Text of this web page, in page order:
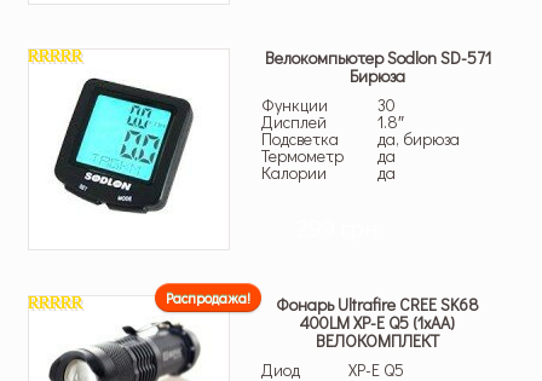
Велокомпьютер Sodlon SD-571
Бирюза
Функции
30
Дисплей 1.8″
Подсветка да, бирюза
Термометр да
Калории да
из 5
Распродажа! Фонарь Ultrafire CREE SK68
400LM XP-E Q5 (1хАА)
ВЕЛОКОМПЛЕКТ
Диод
XP-E Q5